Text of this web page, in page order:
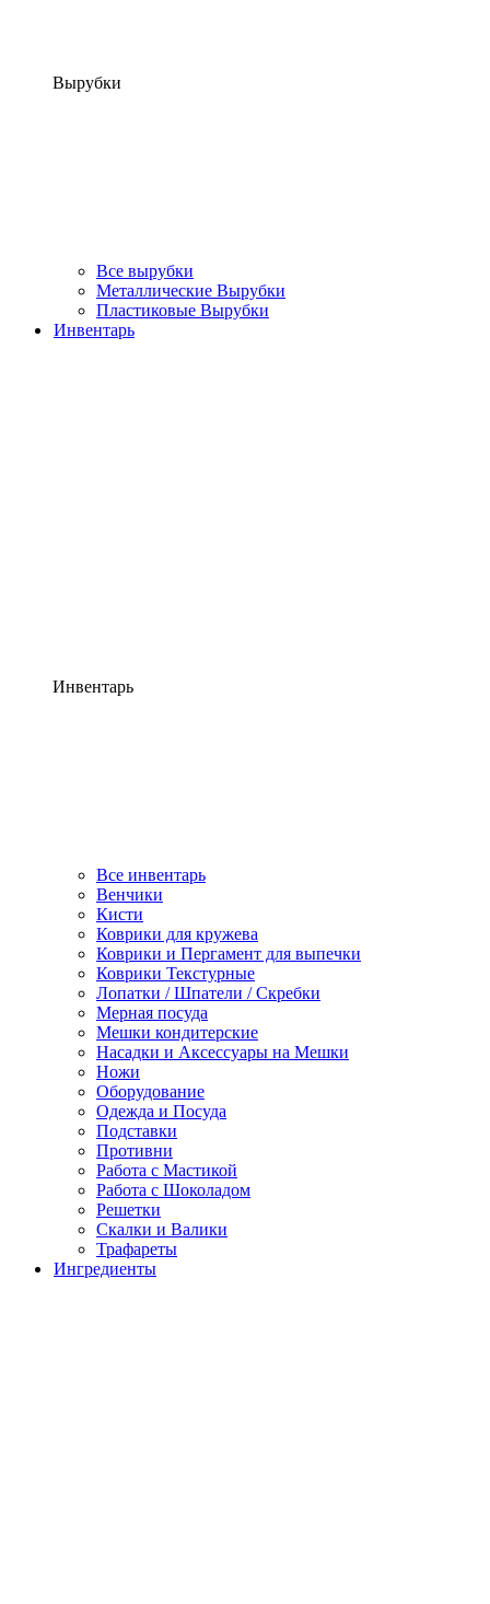
Вырубки
Все вырубки
Металлические Вырубки
Пластиковые Вырубки
Инвентарь
Инвентарь
Все инвентарь
Венчики
Кисти
Коврики для кружева
Коврики и Пергамент для выпечки
Коврики Текстурные
Лопатки / Шпатели / Скребки
Мерная посуда
Мешки кондитерские
Насадки и Аксессуары на Мешки
Ножи
Оборудование
Одежда и Посуда
Подставки
Противни
Работа с Мастикой
Работа с Шоколадом
Решетки
Скалки и Валики
Трафареты
Ингредиенты